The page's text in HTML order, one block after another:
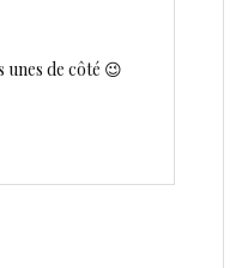
unes de côté 😉